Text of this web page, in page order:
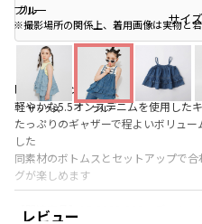
ブルー
※撮影場所の関係上、着用画像は実物と若
ブルー
ブルー
サックス ブルー
レビュー
サイ
■商品ポイント
軽やかな5.5オンスデニムを使用した
たっぷりのギャザーで程よいボリュ
した
同素材のボトムスとセットアップで
グが楽しめます
【関連商品】17-6232-023 デニムフ